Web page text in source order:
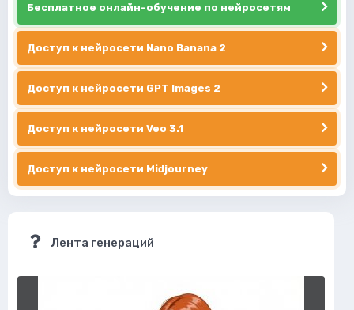
Бесплатное онлайн-обучение по нейросетям
Доступ к нейросети Nano Banana 2
Доступ к нейросети GPT Images 2
Доступ к нейросети Veo 3.1
Доступ к нейросети Midjourney
Лента генераций